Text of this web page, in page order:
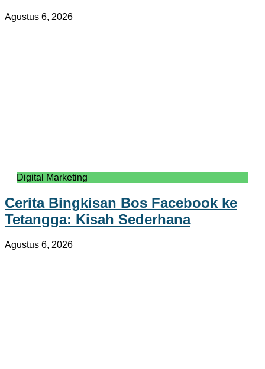
Agustus 6, 2026
Digital Marketing
Cerita Bingkisan Bos Facebook ke
Tetangga: Kisah Sederhana
Agustus 6, 2026